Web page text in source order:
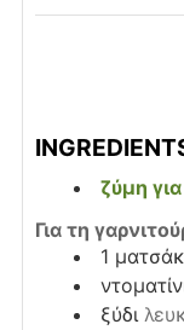
ζύμη
Για τη
1
ξύδι